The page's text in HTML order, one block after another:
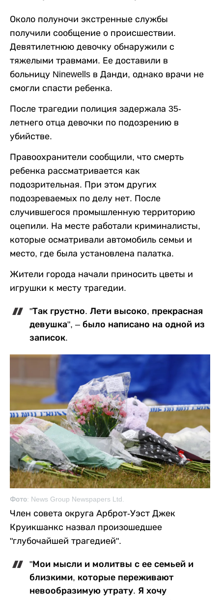
Около полуночи экстренные службы
получили сообщение о происшествии.
Девятилетнюю девочку обнаружили с
тяжелыми травмами. Ее доставили в
больницу Ninewells в Данди, однако врачи не
смогли спасти ребенка.
После трагедии полиция задержала 35-
летнего отца девочки по подозрению в
убийстве.
Правоохранители сообщили, что смерть
ребенка рассматривается как
подозрительная. При этом других
подозреваемых по делу нет. После
случившегося промышленную территорию
оцепили. На месте работали криминалисты,
которые осматривали автомобиль семьи и
место, где была установлена палатка.
Жители города начали приносить цветы и
игрушки к месту трагедии.
"Так грустно. Лети высоко, прекрасная
девушка", – было написано на одной из
записок.
Фото: News Group Newspapers Ltd.
Член совета округа Арброт-Уэст Джек
Круикшанкс назвал произошедшее
"глубочайшей трагедией".
"Мои мысли и молитвы с ее семьей и
близкими, которые переживают
невообразимую утрату. Я хочу